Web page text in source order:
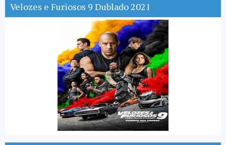
Velozes e Furiosos 9 Dublado 2021